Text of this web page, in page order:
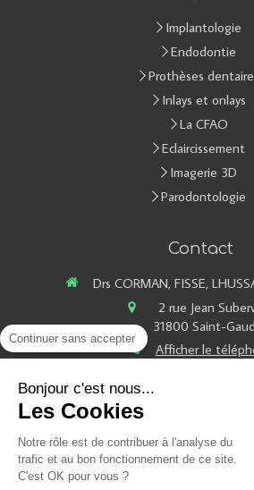
Implantologie
Endodontie
Prothèses
Inlays et onlays
La CFAO
Eclaircissement
Imagerie 3D
Parodontologie
Contact
Drs CORMAN, FISSE,
2 rue Jean
31800 Saint-
Afficher le
DuLundi
Plan du site
Continuer sans accepter
Bonjour c'est nous...
Les Cookies
Notre rôle est de contribuer à l'analyse du
trafic et au bon fonctionnement de ce site.
C'est OK pour vous ?